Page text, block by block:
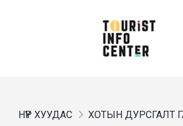
НҮҮР ХУУДАС ХОТЫН ДУРСГАЛТ